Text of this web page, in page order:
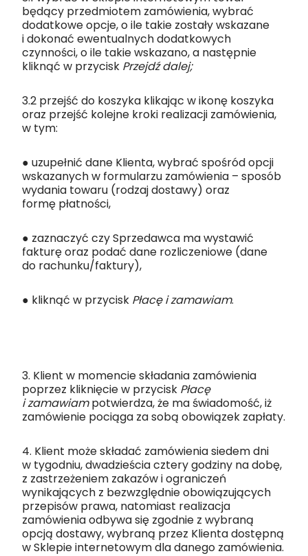
będący przedmiotem zamówienia, wybrać
dodatkowe opcje, o ile takie zostały wskazane
i dokonać ewentualnych dodatkowych
czynności, o ile takie wskazano, a następnie
kliknąć w przycisk Przejdź dalej;
3.2 przejść do koszyka klikając w ikonę koszyka
oraz przejść kolejne kroki realizacji zamówienia,
w tym:
● uzupełnić dane Klienta, wybrać spośród opcji
wskazanych w formularzu zamówienia – sposób
wydania towaru (rodzaj dostawy) oraz
formę płatności,
● zaznaczyć czy Sprzedawca ma wystawić
fakturę oraz podać dane rozliczeniowe (dane
do rachunku/faktury),
● kliknąć w przycisk Płacę i zamawiam.
3. Klient w momencie składania zamówienia
poprzez kliknięcie w przycisk Płacę
i zamawiampotwierdza, że ma świadomość, iż
zamówienie pociąga za sobą obowiązek zapłaty.
4. Klient może składać zamówienia siedem dni
w tygodniu, dwadzieścia cztery godziny na dobę,
z zastrzeżeniem zakazów i ograniczeń
wynikających z bezwzględnie obowiązujących
przepisów prawa, natomiast realizacja
zamówienia odbywa się zgodnie z wybraną
opcją dostawy, wybraną przez Klienta dostępną
w Sklepie internetowym dla danego zamówienia.